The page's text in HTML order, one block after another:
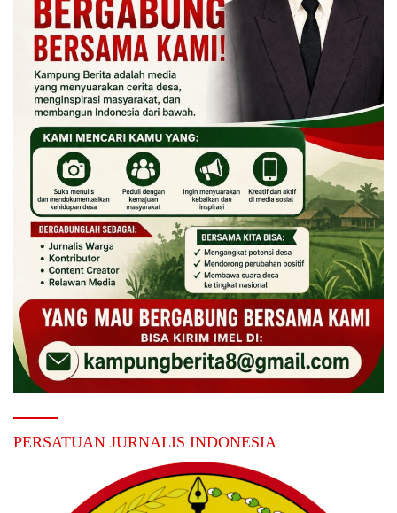
PERSATUAN JURNALIS INDONESIA